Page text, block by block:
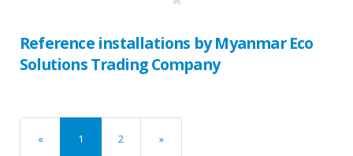
Reference installations by Myanmar Eco
Solutions Trading Company
«previous1 2 »next